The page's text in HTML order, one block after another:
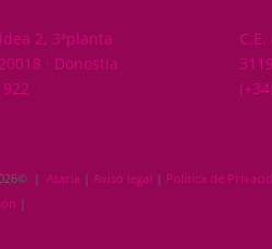
2, 3ªplanta
· Donostia
C.E.
| Ataria | Aviso legal | Política de
|